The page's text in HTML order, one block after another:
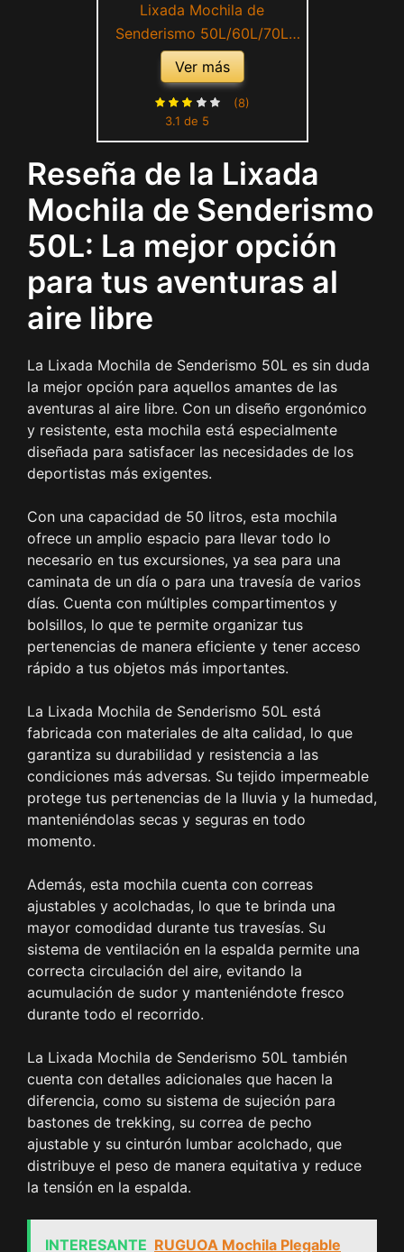
Lixada Mochila de
Senderismo 50L/60L/70L
Gran Capacidad Mochila de
Marcha Trekking Camping
Deporte al Aire Libre
Ver más
3.1 de 5
(8)
Reseña de la Lixada
Mochila de Senderismo
50L: La mejor opción
para tus aventuras al
aire libre
La Lixada Mochila de Senderismo 50L es sin duda
la mejor opción para aquellos amantes de las
aventuras al aire libre. Con un diseño ergonómico
y resistente, esta mochila está especialmente
diseñada para satisfacer las necesidades de los
deportistas más exigentes.
Con una capacidad de 50 litros, esta mochila
ofrece un amplio espacio para llevar todo lo
necesario en tus excursiones, ya sea para una
caminata de un día o para una travesía de varios
días. Cuenta con múltiples compartimentos y
bolsillos, lo que te permite organizar tus
pertenencias de manera eficiente y tener acceso
rápido a tus objetos más importantes.
La Lixada Mochila de Senderismo 50L está
fabricada con materiales de alta calidad, lo que
garantiza su durabilidad y resistencia a las
condiciones más adversas. Su tejido impermeable
protege tus pertenencias de la lluvia y la humedad,
manteniéndolas secas y seguras en todo
momento.
Además, esta mochila cuenta con correas
ajustables y acolchadas, lo que te brinda una
mayor comodidad durante tus travesías. Su
sistema de ventilación en la espalda permite una
correcta circulación del aire, evitando la
acumulación de sudor y manteniéndote fresco
durante todo el recorrido.
La Lixada Mochila de Senderismo 50L también
cuenta con detalles adicionales que hacen la
diferencia, como su sistema de sujeción para
bastones de trekking, su correa de pecho
ajustable y su cinturón lumbar acolchado, que
distribuye el peso de manera equitativa y reduce
la tensión en la espalda.
INTERESANTE RUGUOA Mochila Plegable